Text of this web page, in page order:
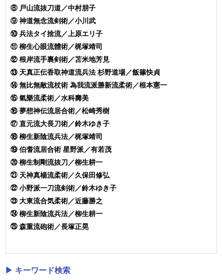
⑧ 戸山流抜刀道／中村朋子
⑨ 神道無念流剣術／小川武
⑩ 兵法タイ捨流／上原エリ子
⑪ 柳生心眼流體術／梶塚靖司
⑫ 根岸流手裏剣術／苫米地芳見
⑬ 天真正伝香取神道流兵法 杉野道場／飯篠快貞
⑭無比無敵流杖術 為我流派勝新流柔術／根本憲一
⑮ 氣樂流柔術／水科壽美
⑯ 夢想神伝流居合術／松崎秀樹
⑰ 直元流大長刀術／鈴木ゆき子
⑱ 柳生新陰流兵法／梶塚靖司
⑲ 伯耆流居合術 星野派／有若茂
⑳ 柳生制剛流抜刀／柳生耕一
㉑ 天神真楊流柔術／久保田修弘
㉒ 小野派一刀流剣術／鈴木ゆき子
㉓ 大東流合気柔術／近藤勝之
㉔ 柳生新陰流兵法／柳生耕一
㉕ 森重流砲術／長塚正晃
▶ キーワード検索